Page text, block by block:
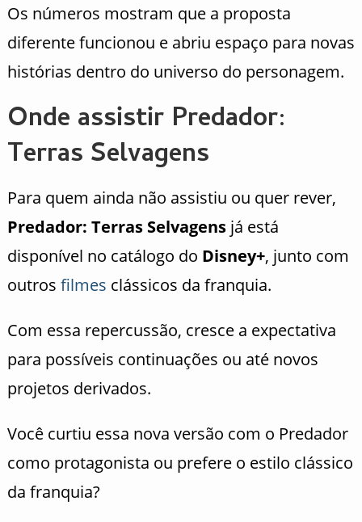
Os números mostram que a proposta
diferente funcionou e abriu espaço para novas
histórias dentro do universo do personagem.
Onde assistir Predador:
Terras Selvagens
Para quem ainda não assistiu ou quer rever,
Predador: Terras Selvagensjá está
disponível no catálogo do Disney+, junto com
outros filmes clássicos da franquia.
Com essa repercussão, cresce a expectativa
para possíveis continuações ou até novos
projetos derivados.
Você curtiu essa nova versão com o Predador
como protagonista ou prefere o estilo clássico
da franquia?